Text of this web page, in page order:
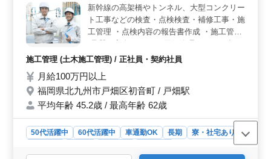
週5日で、休日もしっかり取得できる週休2日制で夏季休
暇、年末年始休暇なども整備されています。 ＜必要
な経験と資格＞ 必要な資格には１級土木施工管理技士
と普通自動車免許があります。また、鉄道又は橋梁工事
現場施工管理経験が5年以上必要です。ご経験を活かし新
しいステージを築いてみませんか。お問い合わせお待ち
しております。
新幹線の高架橋やトンネル、大型コンクリー
ト工事などの検査・点検検査・補修工事・施
工管理 ・点検内容の報告書作成 ・施工管理
(品質、安全、工程)※原価管理できれば尚可
・各種書類作成(確認書類、竣工書類等) ・見
の作成) ・取引先(施主、設計事務所等)との
打ち合わせや外注業者への発注などの業務
・その他土木工事に関する付随業務を行いま
コンクリート工事等の経験がある人はぜひご
応募ください。 資格者、経験者の募集にな
施工管理 (土木施工管理) / 正社員・契約社員
月給100万円以上
福岡県北九州市戸畑区初音町 / 戸畑駅
平均年齢 45.2歳 / 最高年齢 62歳
50代活躍中 60代活躍中 車通勤OK 長期
寮・社宅あり